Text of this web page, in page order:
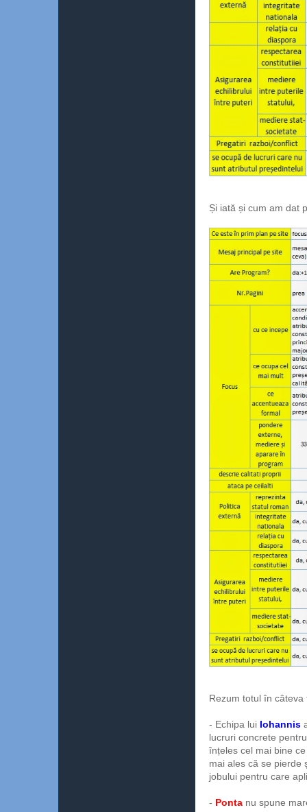
Și iată și cum am dat
Rezum totul în câteva
- Echipa lui Iohannis
lucruri concrete
înțeles cel mai bine
mai ales că se pierde
jobului pentru care
- Ponta nu spune